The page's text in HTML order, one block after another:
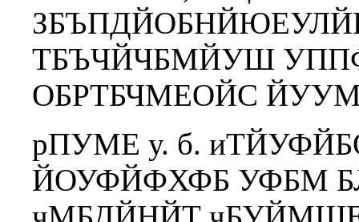
ТБЪЧЙЧБМЙУШ
ОБРТБЧМЕОЙС
рПУМЕ у. б.
ЙОУФЙФХФБ УФБМ